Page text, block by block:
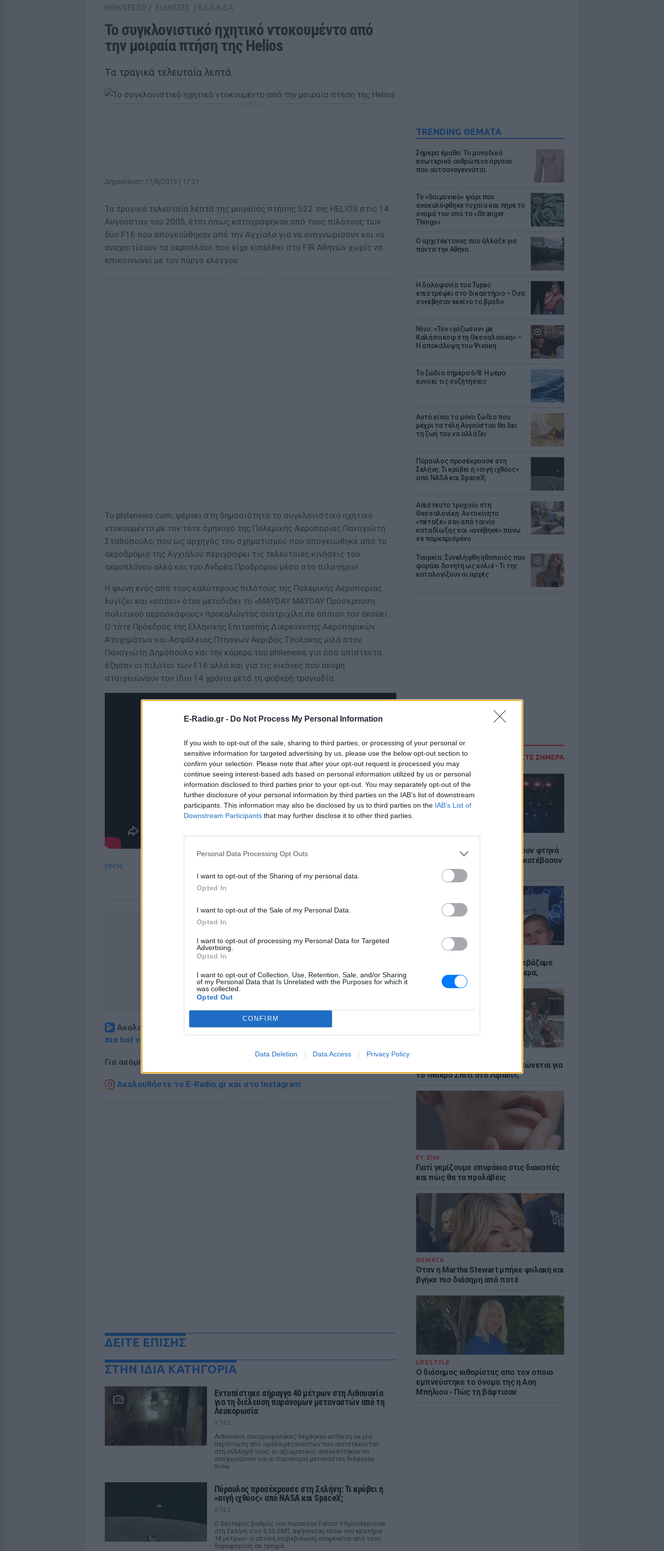
E-Radio.gr - Do Not Process My Personal Information
If you wish to opt-out of the sale, sharing to third parties, or processing of your personal or
sensitive information for targeted advertising by us, please use the below opt-out section to
confirm your selection. Please note that after your opt-out request is processed you may
continue seeing interest-based ads based on personal information utilized by us or personal
information disclosed to third parties prior to your opt-out. You may separately opt-out of the
further disclosure of your personal information by third parties on the IAB’s list of downstream
participants. This information may also be disclosed by us to third parties on the IAB’s List of
Downstream Participants that may further disclose it to other third parties.
Personal Data Processing Opt Outs
I want to opt-out of the Sharing of my personal data.
Opted In
I want to opt-out of the Sale of my Personal Data.
Opted In
I want to opt-out of processing my Personal Data for Targeted
Advertising.
Opted In
I want to opt-out of Collection, Use, Retention, Sale, and/or Sharing
of my Personal Data that Is Unrelated with the Purposes for which it
was collected.
Opted Out
CONFIRM
Data Deletion Data Access Privacy Policy
TRENDING ΘΕΜΑΤΑ
Σήμερα έμαθα: Το μοναδικό
εσωτερικό ανθρώπινο όργανο
που αυτοαναγεννάται
Το «δαιμονικό» ψάρι που
ανακαλύφθηκε τυχαία και πήρε το
όνομά του από το «Stranger
Things»
Ο αρχιτέκτονας που άλλαξε για
πάντα την Αθήνα
Η δολοφονία του Tupac
επιστρέφει στο δικαστήριο – Όσα
συνέβησαν εκείνο το βράδυ
Νίνο: «Τον «γάζωσαν» με
Καλάσνικοφ στη Θεσσαλονίκη» –
Η αποκάλυψη του Ψινάκη
Τα ζώδια σήμερα 6/8: Η μέρα
ευνοεί τις συζητήσεις
Αυτό είναι το μόνο ζώδιο που
μέχρι τα τέλη Αυγούστου θα δει
τη ζωή του να αλλάζει
Πύραυλος προσέκρουσε στη
Σελήνη: Τι κρύβει η «σιγή ιχθύος»
από NASA και SpaceX;
Απίστευτο τροχαίο στη
Θεσσαλονίκη: Αυτοκίνητο
«πέταξε» σαν από ταινία
καταδίωξης και «ανέβηκε» πάνω
σε παρκαρισμένο
Τουρκία: Συνελήφθη ηθοποιός που
φοράει δoνητή ως κολιέ - Τι της
καταλογίζουν οι αρχές
ΔΙΑΒΑΣΤΕ ΣΗΜΕΡΑ
Οι συναυλίες επιτέλους βγάζουν φτηνά
εισιτήρια - Ποιοι καλλιτέχνες κατέβασαν
τις τιμές
Έφτιαξαν το Napster που κατεβάζαμε
μουσική - Πού βρίσκονται σήμερα;
Explainer: Γιατί η Αμερική τσακώνεται για
το «Μικρό Σπίτι στο Λιβάδι»;
ΕΥ ΖΗΝ
Γιατί γεμίζουμε σπυράκια στις διακοπές
και πώς θα τα προλάβεις
ΘΕΜΑΤΑ
Όταν η Martha Stewart μπήκε φυλακή και
βγήκε πιο διάσημη από ποτέ
LIFESTYLE
Ο διάσημος κιθαρίστας απο τον οποιο
εμπνεύστηκε το όνομα της η Αση
Μπήλιου - Πώς τη βάφτισαν
Το συγκλονιστικό ηχητικό ντοκουμέντο από
την μοιραία πτήση της Helios
Τα τραγικά τελευταία λεπτά
Δημοσίευση 17/8/2019 | 17:21
Τα τραγικά τελευταία λεπτά της μοιραίας πτήσης 522 της HELIOS στις 14
Αυγούστου του 2005, έτσι όπως καταγράφηκαν από τους πιλότους των
δύο F16 που απογειώθηκαν από την Αγχίαλο για να αναγνωρίσουν και να
αναχαιτίσουν το αεροπλάνο που είχε εισέλθει στο FIR Αθηνών χωρίς να
επικοινωνεί με τον πύργο ελέγχου.
Το philenews.com, φέρνει στη δημοσιότητα το συγκλονιστικό ηχητικό
ντοκουμέντο με τον τότε σμηναγό της Πολεμικής Αεροπορίας Παναγιώτη
Σταθόπουλο, που ως αρχηγός του σχηματισμού που απογειώθηκε από το
αεροδρόμιο της Αγχιάλου περιγράφει τις τελευταίες κινήσεις του
αεροπλάνου αλλά και του Ανδρέα Προδρόμου μέσα στο πιλοτήριο!
Η φωνή ενός από τους καλύτερους πιλότους της Πολεμικής Αεροπορίας
λυγίζει και «σπάει» όταν μεταδίδει το «MAYDAY MAYDAY Πρόσκρουση
πολιτικού αεροσκάφους» προκαλώντας ανατριχίλα σε όποιον τον ακούει.
Ο τότε Πρόεδρος της Ελληνικής Επιτροπής Διερεύνυσης Αεροπορικών
Ατυχημάτων και Ασφάλειας Πτήσεων Ακριβός Τσολάκης μιλά στον
Παναγιώτη Δημόπουλο και την κάμερα του philenews για όσα απίστευτα
έζησαν οι πιλότοι των F16 αλλά και για τις εικόνες που ακόμη
στοιχειώνουν τον ίδιο 14 χρόνια μετά τη φοβερή τραγωδία.
[ΠΗΓΗ]
Ακολουθήστε το E-Radio.gr στοGoogle Newsκαι μάθετε πρώτοι
πιο hot νέα
Για ακόμη περισσότερα
Ακολουθήστε το E-Radio.gr και στο Instagram
ΔΕΙΤΕ ΕΠΙΣΗΣ
ΣΤΗΝ ΙΔΙΑ ΚΑΤΗΓΟΡΙΑ
Εντοπίστηκε σήραγγα 40 μέτρων στη Λιθουανία
για τη διέλευση παράνομων μεταναστών από τη
Λευκορωσία
ΧΤΕΣ
Λιθουανοί συνοριοφύλακες δέχθηκαν επίθεση σε μία
περίπτωση από ομάδα μεταναστών που αντιστέκονταν
στη σύλληψή τους, οι αξιωματικοί αναγκάστηκαν να
υποχωρήσουν και οι παράνομοι μετανάστες διέφυγαν
πίσω
Πύραυλος προσέκρουσε στη Σελήνη: Τι κρύβει η
«σιγή ιχθύος» από NASA και SpaceX;
ΧΤΕΣ
Ο δεύτερος βαθμός του πυραύλου Falcon 9 προσέκρουσε
στη Σελήνη στις 6:35 GMT, αφήνοντας πίσω του κρατήρα
18 μέτρων - η οπτική επιβεβαίωση αναμένεται από τους
δορυφόρους σε τροχιά